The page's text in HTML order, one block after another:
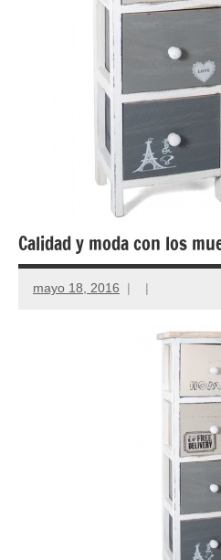
Calidad y moda con los
mayo 18, 2016